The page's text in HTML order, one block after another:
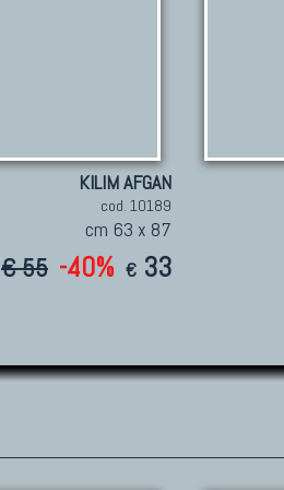
KILIM AFGAN
cod. 10189
cm 63 x 87
€ 55 -40% € 33